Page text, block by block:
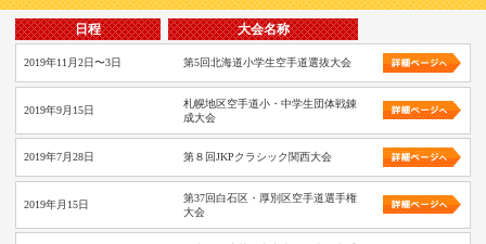
日程 大会名称
2019年11月2日〜3日 第5回北海道小学生空手道選抜大会
2019年9月15日
札幌地区空手道小・中学生団体戦錬
成大会
2019年7月28日 第８回JKPクラシック関西大会
2019年月15日
第37回白石区・厚別区空手道選手権
大会